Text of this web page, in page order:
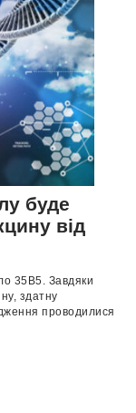
буде
від
35B5. Завдяки
здатну
проводилися